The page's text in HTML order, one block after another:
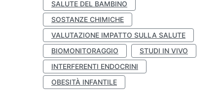
SALUTE DEL BAMBINO
SOSTANZE CHIMICHE
VALUTAZIONE IMPATTO SULLA SALUTE
BIOMONITORAGGIO
STUDI IN VIVO
INTERFERENTI ENDOCRINI
OBESITÀ INFANTILE